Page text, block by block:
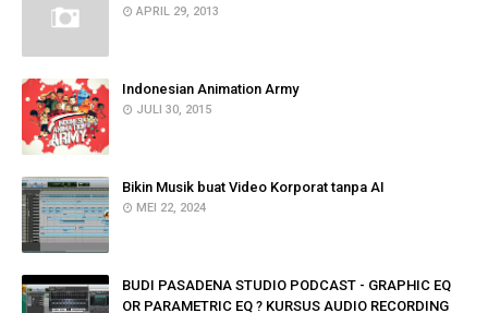
APRIL 29, 2013
Indonesian Animation Army
JULI 30, 2015
Bikin Musik buat Video Korporat tanpa AI
MEI 22, 2024
BUDI PASADENA STUDIO PODCAST - GRAPHIC EQ
OR PARAMETRIC EQ ? KURSUS AUDIO RECORDING